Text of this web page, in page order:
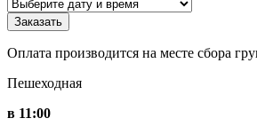
Оплата производится на месте сбора
Пешеходная
в 11:00